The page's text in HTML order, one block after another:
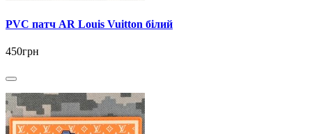
PVC патч AR Louis Vuitton білий
450грн